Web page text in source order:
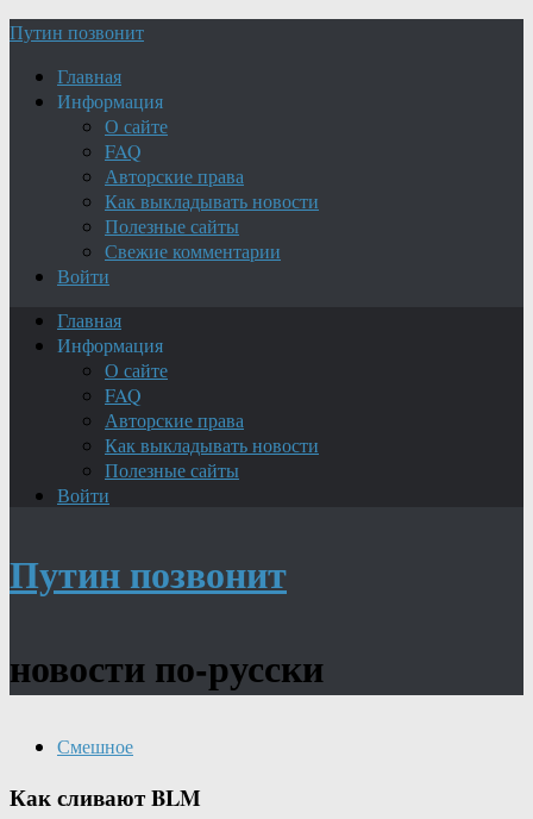
Путин позвонит
Главная
Информация
О сайте
FAQ
Авторские права
Как выкладывать новости
Полезные сайты
Свежие комментарии
Войти
Главная
Информация
О сайте
FAQ
Авторские права
Как выкладывать новости
Полезные сайты
Войти
Путин позвонит
новости по-русски
Смешное
Как сливают BLM